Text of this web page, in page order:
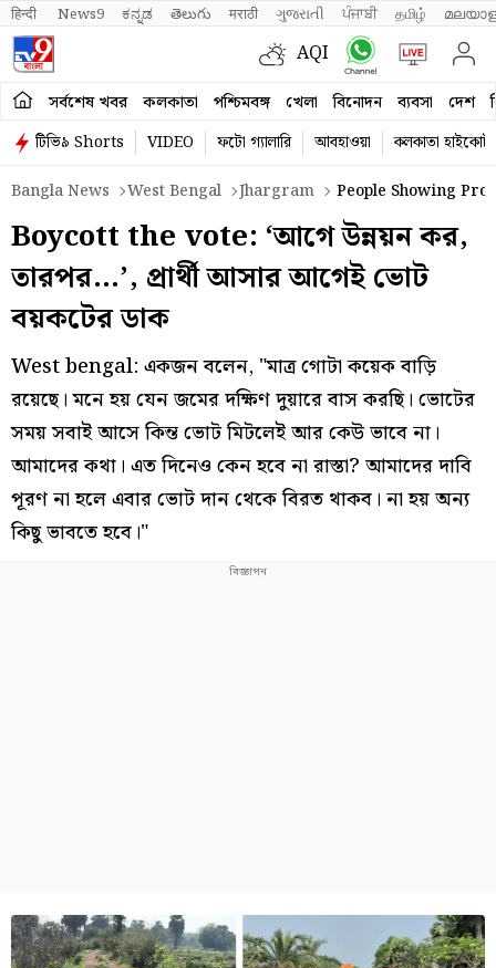
हिन्दी News9 ಕನ್ನಡ తెలుగు मराठी ગુજરાતી ਪੰਜਾਬੀ தமிழ்
AQI
সর্বশেষ খবর কলকাতা পশ্চিমবঙ্গ খেলা বিনোদন ব্যবসা দেশ
টিভি৯ Shorts VIDEO ফটো গ্যালারি আবহাওয়া
কলকাতা হাইকোর্ট
Bangla News
West Bengal Jhargram People Showing
Boycott the vote: ‘আগে উন্নয়ন কর,
তারপর…’, প্রার্থী আসার আগেই ভোট
বয়কটের ডাক
West bengal: একজন বলেন, "মাত্র গোটা কয়েক বাড়ি
রয়েছে। মনে হয় যেন জমের দক্ষিণ দুয়ারে বাস করছি। ভোটের
সময় সবাই আসে কিন্ত ভোট মিটলেই আর কেউ ভাবে না।
আমাদের কথা। এত দিনেও কেন হবে না রাস্তা? আমাদের দাবি
পূরণ না হলে এবার ভোট দান থেকে বিরত থাকব। না হয় অন্য
কিছু ভাবতে হবে।"